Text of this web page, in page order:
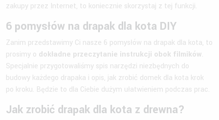
zakupy przez Internet, to koniecznie skorzystaj z tej funkcji.
6 pomysłów na drapak dla kota DIY
Zanim przedstawimy Ci nasze 6 pomysłów na drapak dla kota, to
prosimy o dokładne przeczytanie instrukcji obok filmików.
Specjalnie przygotowaliśmy spis narzędzi niezbędnych do
budowy każdego drapaka i opis, jak zrobić domek dla kota krok
po kroku. Będzie to dla Ciebie dużym ułatwieniem podczas prac.
Jak zrobić drapak dla kota z drewna?